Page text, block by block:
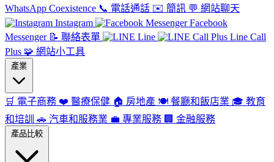
WhatsApp Coexistence 📞 電話通話 ✉️ 簡訊 💬 網站聊天
Instagram
Facebook
Messenger 📝 聯絡表單 Line
Line Call
Plus 🧩 網站小工具
產業
🛒 電子商務 ❤️ 醫療保健 🏠 房地產 🍽️ 餐廳和飯店業 🎓 教育
和培訓
🚗 汽車和服務業 💼 專業服務 🏢 金融服務
產品比較